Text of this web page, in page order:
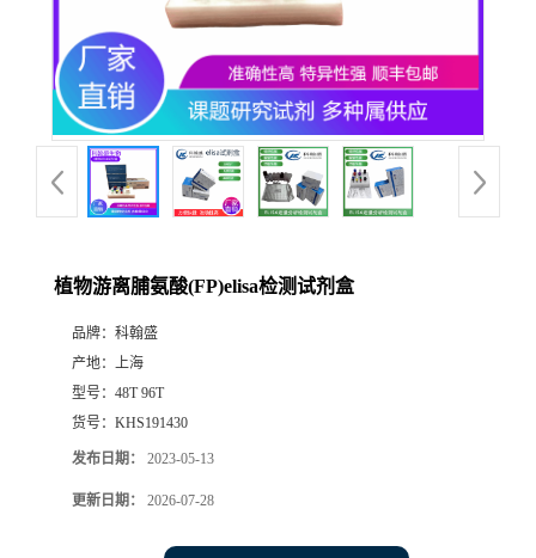
植物游离脯氨酸(FP)elisa检测试剂盒
品牌： 科翰盛
产地： 上海
型号： 48T 96T
货号： KHS191430
发布日期： 2023-05-13
更新日期： 2026-07-28